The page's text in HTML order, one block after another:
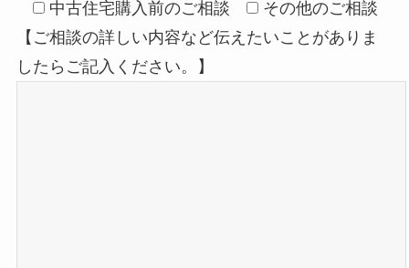
中古住宅購入前のご相談
その他のご相談
【ご相談の詳しい内容など伝えたいことがありま
したらご記入ください。】